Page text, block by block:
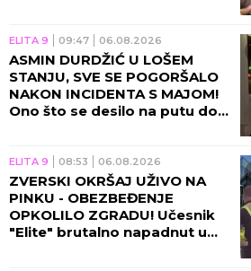
ELITA 9 09:47 06.08.2026
ASMIN DURDŽIĆ U LOŠEM
STANJU, SVE SE POGORŠALO
NAKON INCIDENTA S MAJOM!
Ono što se desilo na putu do
ELITA 9 08:53 06.08.2026
ZVERSKI OKRŠAJ UŽIVO NA
PINKU - OBEZBEĐENJE
OPKOLILO ZGRADU! Učesnik
"Elite" brutalno napadnut u